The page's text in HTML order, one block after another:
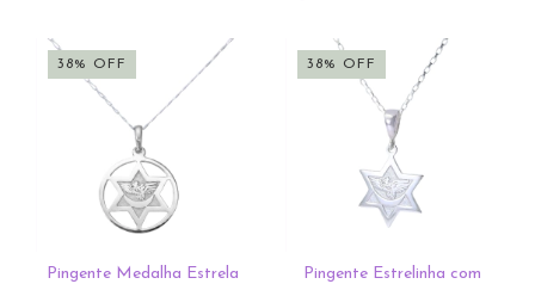
38% OFF
Pingente Medalha Estrela
38% OFF
Pingente Estrelinha com